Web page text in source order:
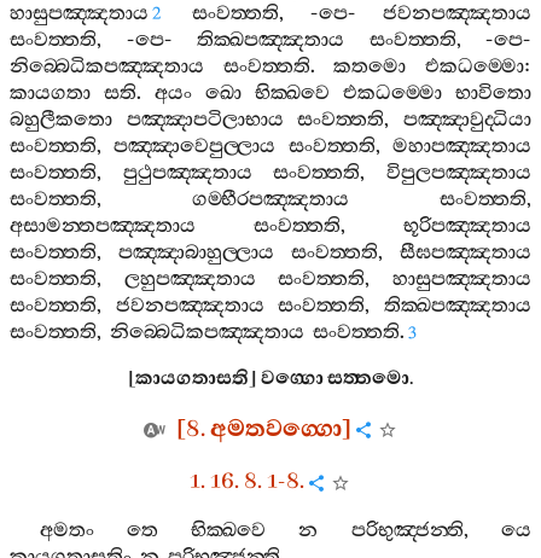
හාසුපඤ‍්ඤතාය 2 සංවත‍්තති, -පෙ- ජවනපඤ‍්ඤතාය
සංවත‍්තති, -පෙ- තික‍්ඛපඤ‍්ඤතාය සංවත‍්තති, -පෙ-
නිබ‍්බෙධිකපඤ‍්ඤතාය
සංවත‍්තති.කතමො එකධම‍්මො:
කායගතා සති. අයං ඛො භික‍්ඛවෙ එකධම‍්මො භාවිතො
බහුලීකතො
පඤ‍්ඤාපටිලාභාය සංවත‍්තති,පඤ‍්ඤාවුද‍්ධියා
සංවත‍්තති,පඤ‍්ඤාවෙපුල‍්ලාය සංවත‍්තති,මහාපඤ‍්ඤතාය
සංවත‍්තති, පුථුපඤ‍්ඤතාය සංවත‍්තති,විපුලපඤ‍්ඤතාය
සංවත‍්තති, ගම‍්භීරපඤ‍්ඤතාය සංවත‍්තති,
අසාමන‍්තපඤ‍්ඤතාය
සංවත‍්තති, භූරිපඤ‍්ඤතාය
සංවත‍්තති, පඤ‍්ඤාබාහුල‍්ලාය සංවත‍්තති, සීඝපඤ‍්ඤතාය
සංවත‍්තති, ලහුපඤ‍්ඤතාය සංවත‍්තති,හාසුපඤ‍්ඤතාය
සංවත‍්තති, ජවනපඤ‍්ඤතාය සංවත‍්තති,තික‍්ඛපඤ‍්ඤතාය
සංවත‍්තති, නිබ‍්බෙධිකපඤ‍්ඤතාය සංවත‍්තති. 3
[කායගතාසති]වග‍්ගොසත‍්තමො.
[8.අමතවග‍්ගො]
1. 16. 8. 1-8.
අමතං තෙ භික‍්ඛවෙ න පරිභුඤ‍්ජන‍්ති,යෙ